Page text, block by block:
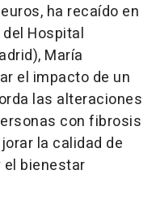
ha recaído en
Hospital
María
el impacto de un
las alteraciones
con fibrosis
la calidad de
bienestar